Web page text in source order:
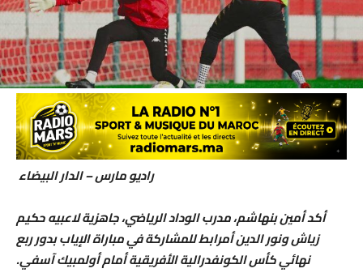
راديو مارس – الدار البيضاء
أكد أمين بنهاشم، مدرب الوداد الرياضي، جاهزية لاعبيه حكيم
زياش ونور الدين أمرابط للمشاركة في مباراة الإياب بدور ربع
نهائي كأس الكونفدرالية الأفريقية أمام أولمبيك آسفي.